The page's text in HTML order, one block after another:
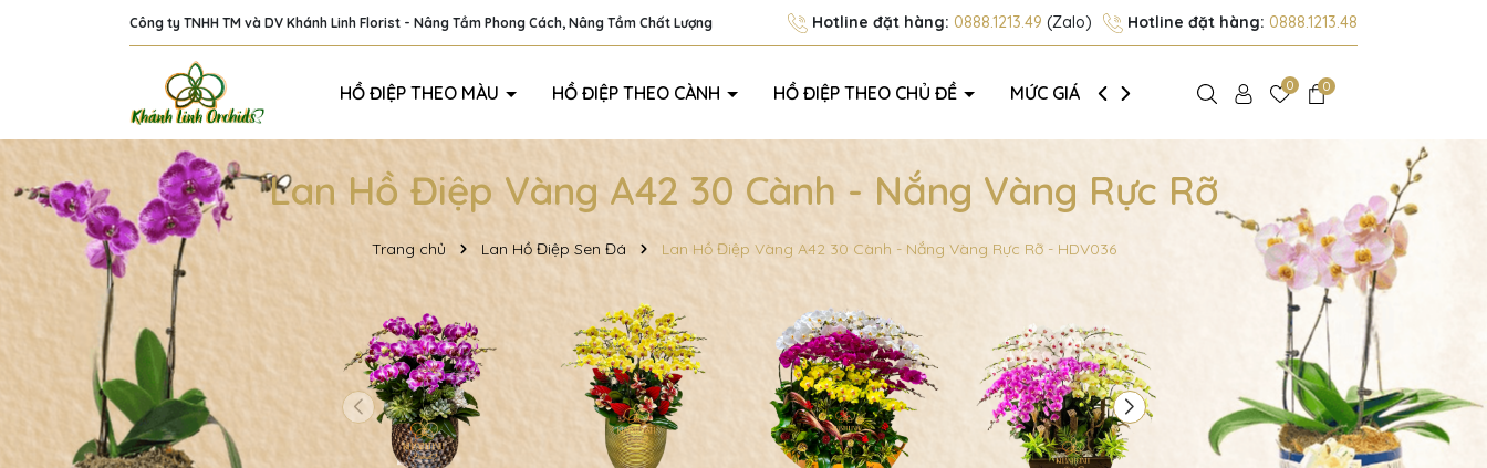
Công ty TNHH TM và DV Khánh Linh Florist - Nâng Tầm Phong Cách, Nâng Tầm Chất Lượng Hotline đặt hàng: 0888.1213.49 (Zalo) Hotline đặt hàng: 0888.1213.48
HỒ ĐIỆP THEO MÀU HỒ ĐIỆP THEO CÀNH HỒ ĐIỆP THEO CHỦ ĐỀ MỨC GIÁ GIỚI THIỆU 0 0
Lan Hồ Điệp Vàng A42 30 Cành - Nắng Vàng Rực Rỡ
Trang chủ Lan Hồ Điệp Sen Đá Lan Hồ Điệp Vàng A42 30 Cành - Nắng Vàng Rực Rỡ - HDV036